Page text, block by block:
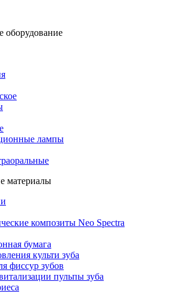
оборудование
лампы
материалы
композиты Neo Spectra
бумага
культи зуба
фиссур зубов
пульпы зуба